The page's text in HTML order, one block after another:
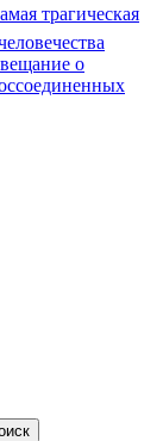
трагическая
о